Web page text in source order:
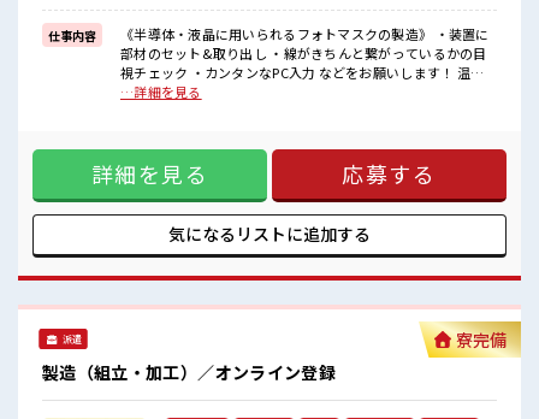
■職場の雰囲気
《20代～30代の男性スタッフさん多数カツヤク中》
キレイ&空調完備でカイテキな職場環境☆
近くにコンビニがあるので便利♪
無料駐車場があるのでマイカー通勤OK！
仕事内容
《半導体・液晶に用いられるフォトマスクの製造》 ・装置に
部材のセット&取り出し ・線がきちんと繋がっているかの目
視チェック ・カンタンなPC入力 などをお願いします！ 温度
23℃、湿度40～50%のクリーンルームでの作業！ ■お仕事PR
ある方も気軽に応募OK。 頑張り次第では直接雇用になる可能
性もありますよ※規定有★ 職場は、 クリーンルーム内で室内
の温度・湿度もキチンと管理されており、 季節に関係なく年
間通して働きやすい環境です。 無料の駐車場が完備されてい
るのでマイカー通勤OK！ もちろん通勤交通費支給！ 受入れ
体制もバッチリ◎気になった方はお気軽にご応募ください
ツヤク中》 キレイ&空調完備でカイテキな職場環境☆ 近くに
コンビニがあるので便利♪ 無料駐車場があるのでマイカー通
…詳細を見る
詳細を見る 応募する
気になるリストに追加する
派遣
製造（組立・加工）／オンライン登録
寮完備